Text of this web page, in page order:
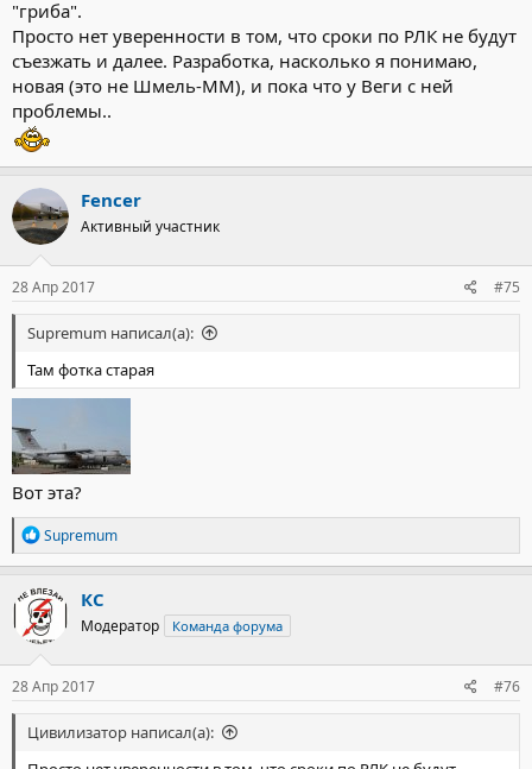
"гриба".
Просто нет уверенности в том, что сроки по РЛК не будут
съезжать и далее. Разработка, насколько я понимаю,
новая (это не Шмель-ММ), и пока что у Веги с ней
проблемы..
Fencer
Активный участник
28 Апр 2017 #75
Supremum написал(а):
Там фотка старая
Вот эта?
Р
е
а
к
ц
и
и
:
Supremum
КС
Модератор Команда форума
28 Апр 2017 #76
Цивилизатор написал(а):